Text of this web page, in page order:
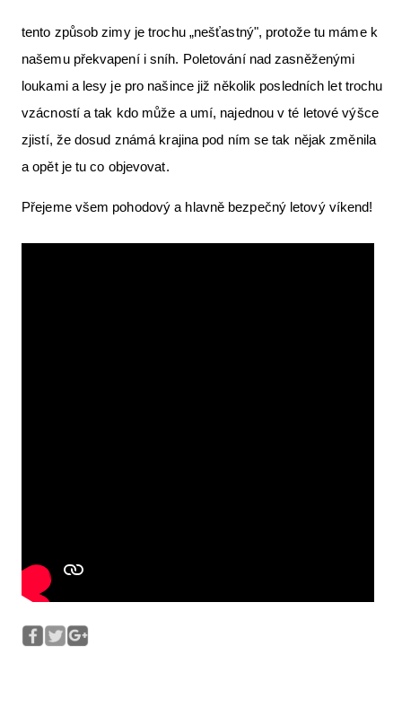
tento způsob zimy je trochu „nešťastný", protože tu máme k
našemu překvapení i sníh. Poletování nad zasněženými
loukami a lesy je pro našince již několik posledních let trochu
vzácností a tak kdo může a umí, najednou v té letové výšce
zjistí, že dosud známá krajina pod ním se tak nějak změnila
a opět je tu co objevovat.
Přejeme všem pohodový a hlavně bezpečný letový víkend!
VFR Communication app
The SAFE Guide app
Inzerujte s námi